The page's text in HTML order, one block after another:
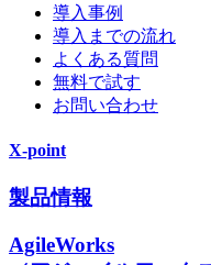
導入事例
導入までの流れ
よくある質問
無料で試す
お問い合わせ
X-point
製品情報
AgileWorks